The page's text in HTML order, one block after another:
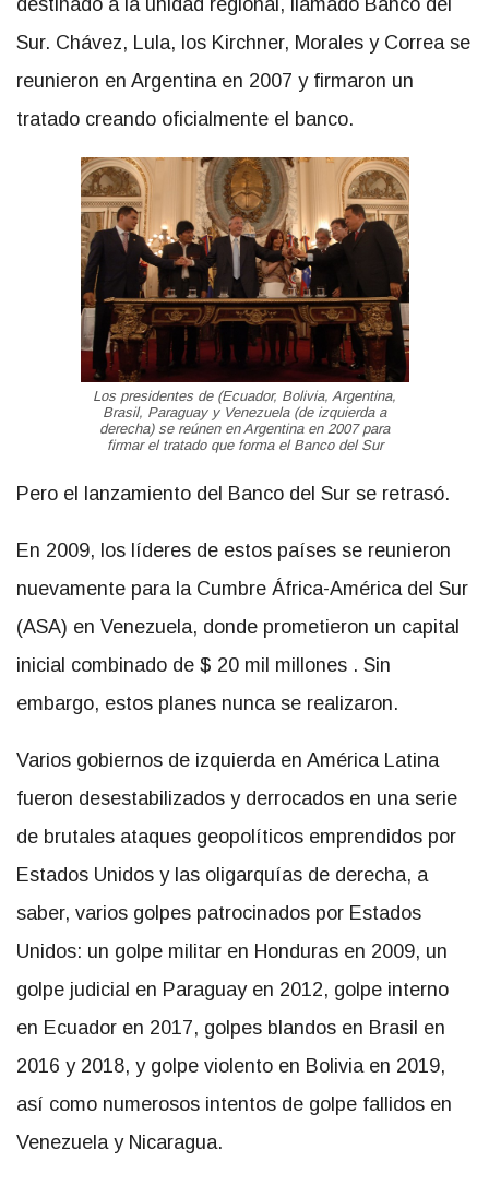
Sur. Chávez, Lula, los Kirchner, Morales y Correa se
reunieron en Argentina en 2007 y firmaron un
tratado creando oficialmente el banco.
Los presidentes de (Ecuador, Bolivia, Argentina,
Brasil, Paraguay y Venezuela (de izquierda a
derecha) se reúnen en Argentina en 2007 para
firmar el tratado que forma el Banco del Sur
Pero el lanzamiento del Banco del Sur se retrasó.
En 2009, los líderes de estos países se reunieron
nuevamente para la Cumbre África-América del Sur
(ASA) en Venezuela, donde prometieron un capital
inicial combinado de $ 20 mil millones . Sin
embargo, estos planes nunca se realizaron.
Varios gobiernos de izquierda en América Latina
fueron desestabilizados y derrocados en una serie
de brutales ataques geopolíticos emprendidos por
Estados Unidos y las oligarquías de derecha, a
saber, varios golpes patrocinados por Estados
Unidos: un golpe militar en Honduras en 2009, un
golpe judicial en Paraguay en 2012, golpe interno
en Ecuador en 2017, golpes blandos en Brasil en
2016 y 2018, y golpe violento en Bolivia en 2019,
así como numerosos intentos de golpe fallidos en
Venezuela y Nicaragua.